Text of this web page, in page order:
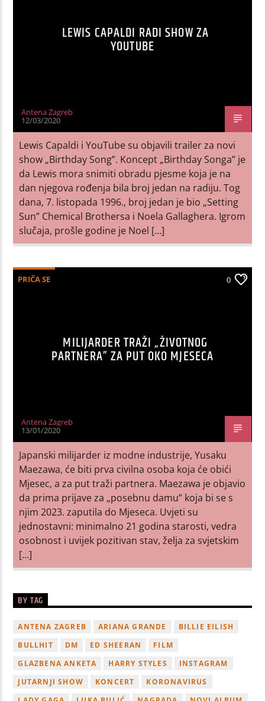
LEWIS CAPALDI RADI SHOW ZA
YOUTUBE
Antena Zagreb
12/03/2020
Lewis Capaldi i YouTube su objavili trailer za novi
show „Birthday Song”. Koncept „Birthday Songa” je
da Lewis mora snimiti obradu pjesme koja je na
dan njegova rođenja bila broj jedan na radiju. Tog
dana, 7. listopada 1996., broj jedan je bio „Setting
Sun” Chemical Brothersa i Noela Gallaghera. Igrom
slučaja, prošle godine je Noel […]
PRIČA SE 0
MILIJARDER TRAŽI „ŽIVOTNOG
PARTNERA” ZA PUT OKO MJESECA
Antena Zagreb
13/01/2020
Japanski milijarder iz modne industrije, Yusaku
Maezawa, će biti prva civilna osoba koja će obići
Mjesec, a za put traži partnera. Maezawa je objavio
da prima prijave za „posebnu damu” koja bi se s
njim 2023. zaputila do Mjeseca. Uvjeti su
jednostavni: minimalno 21 godina starosti, vedra
osobnost i uvijek pozitivan stav, želja za svjetskim
[…]
BY TAG
ANTENA ZAGREB ARIANA GRANDE
BILLIE EILISH
BULLHIT
DM ED SHEERAN
FILM
GLAZBENA ANKETA
HARRY STYLES
INSTAGRAM
JUTARNJI SHOW
KONCERT
KORONAVIRUS